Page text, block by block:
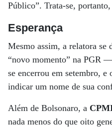
Público”. Trata-se,
Esperança
Mesmo assim, a relatora se
“novo momento” na PGR
se encerrou em setembro, e
indicar um nome de sua
Além de Bolsonaro, a
nada menos do que oito